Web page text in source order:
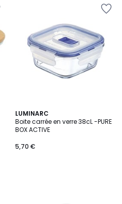
LUMINARC
Boite carrée en verre 38cL -PURE
BOX ACTIVE
5,70 €